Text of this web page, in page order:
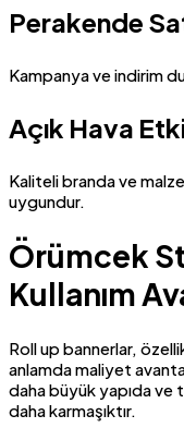
Perakende
Kampanya ve indirim
Açık Hava
Kaliteli branda ve
uygundur.
Örümcek
Kullanım
Roll up bannerlar,
anlamda maliyet
daha büyük yapıda ve
daha karmaşıktır.